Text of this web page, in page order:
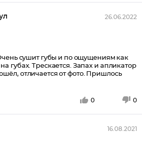
26.06.2022
сушит губы и по ощущениям как
губах. Трескается. Запах и апликатор
отличается от фото. Пришлось
0 0
16.08.2021